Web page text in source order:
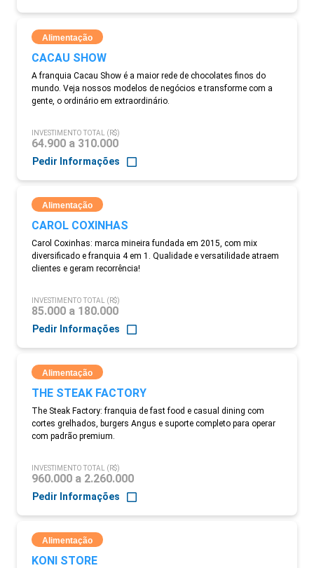
Alimentação
CACAU SHOW
A franquia Cacau Show é a maior rede de chocolates finos do
mundo. Veja nossos modelos de negócios e transforme com a
gente, o ordinário em extraordinário.
INVESTIMENTO TOTAL (R$)
64.900 a 310.000
Pedir Informações
Alimentação
CAROL COXINHAS
Carol Coxinhas: marca mineira fundada em 2015, com mix
diversificado e franquia 4 em 1. Qualidade e versatilidade atraem
clientes e geram recorrência!
INVESTIMENTO TOTAL (R$)
85.000 a 180.000
Pedir Informações
Alimentação
THE STEAK FACTORY
The Steak Factory: franquia de fast food e casual dining com
cortes grelhados, burgers Angus e suporte completo para operar
com padrão premium.
INVESTIMENTO TOTAL (R$)
960.000 a 2.260.000
Pedir Informações
Alimentação
KONI STORE